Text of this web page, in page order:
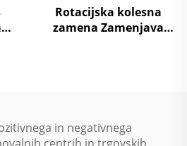
Rotacijska kolesna
zamena Zamenjava
in negativnega